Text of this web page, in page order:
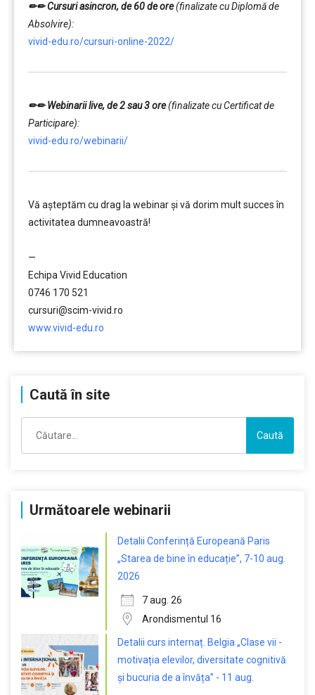
✏✏ Cursuri asincron, de 60 de ore(finalizate cu Diplomă de
Absolvire):
vivid-edu.ro/cursuri-online-2022/
✏✏ Webinarii live, de 2 sau 3 ore(finalizate cu Certificat de
Participare):
vivid-edu.ro/webinarii/
Vă aşteptăm cu drag la webinar şi vă dorim mult succes în
activitatea dumneavoastră!
—
Echipa Vivid Education
0746 170 521
cursuri@scim-vivid.ro
www.vivid-edu.ro
Caută în site
după:
Următoarele webinarii
Detalii Conferință Europeană Paris
„Starea de bine în educație”, 7-10 aug.
2026
7 aug. 26
Arondismentul 16
Detalii curs internaț. Belgia „Clase vii -
motivația elevilor, diversitate cognitivă
și bucuria de a învăța” - 11 aug.